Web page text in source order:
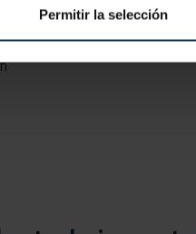
Permitir la selección